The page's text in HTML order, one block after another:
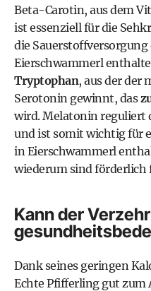
Beta-Carotin, aus dem
ist essenziell für die
die
Eierschwammerl
Tryptophan, aus der der
Serotonin gewinnt, das
wird. Melatonin reguliert
und ist somit wichtig für
in Eierschwammerl
wiederum sind förderlich
Kann der Verzehr
Dank seines geringen
Echte Pfifferling gut zum